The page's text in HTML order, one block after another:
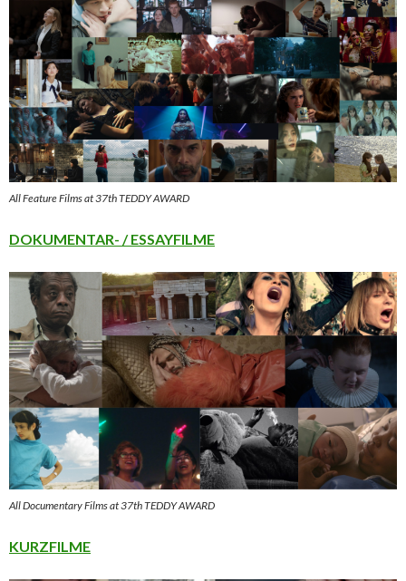
All Feature Films at 37th TEDDY AWARD
DOKUMENTAR- / ESSAYFILME
All Documentary Films at 37th TEDDY AWARD
KURZFILME